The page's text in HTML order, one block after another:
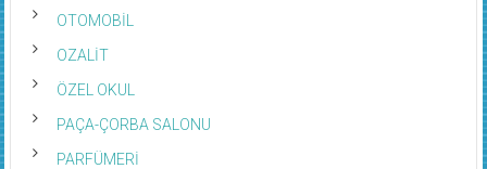
OTOMOBİL
OZALİT
ÖZEL OKUL
PAÇA-ÇORBA SALONU
PARFÜMERİ